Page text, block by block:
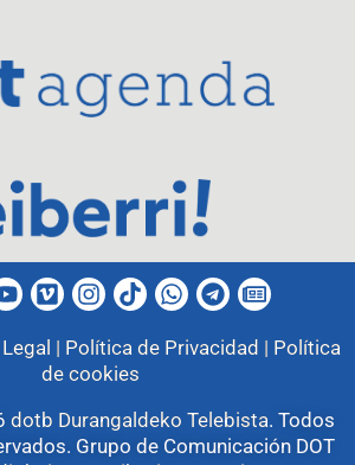
| Política de Privacidad | Política
de cookies
dotb Durangaldeko Telebista. Todos
Grupo de Comunicación DOT